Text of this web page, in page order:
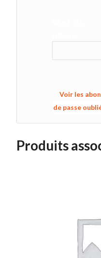
Voir les
de passe
Produits